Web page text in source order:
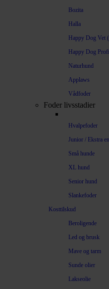
Bozita
Halla
Happy Dog Vet
Happy Dog
Naturhund
Applaws
Vådfoder
Foder livsstadier
Hvalpefoder
Junior / Ekstra
Små hunde
XL hund
Senior hund
Slankefoder
Kosttilskud
Beroligende
Led og brusk
Mave og tarm
Sunde olier
Lakseolie